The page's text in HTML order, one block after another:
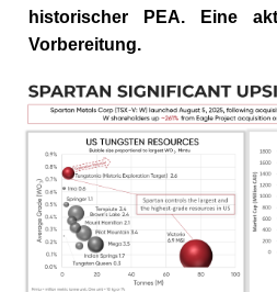
historischer PEA. Eine
Vorbereitung.